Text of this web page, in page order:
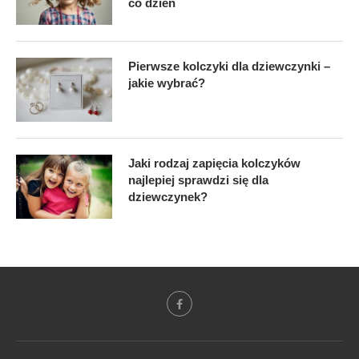
co dzień
Pierwsze kolczyki dla dziewczynki –
jakie wybrać?
Jaki rodzaj zapięcia kolczyków
najlepiej sprawdzi się dla
dziewczynek?